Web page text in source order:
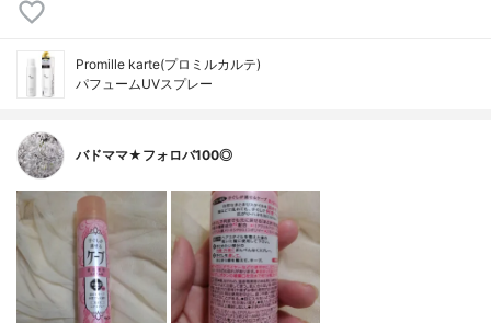
Promille karte(プロミルカルテ)
パフュームUVスプレー
バドママ★フォロバ100◎